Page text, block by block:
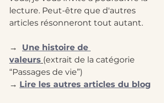
lecture. Peut-être que d'autres
articles résonneront tout autant.
→
Une histoire de
valeurs (extrait de la catégorie
“Passages de vie”)
→ Lire les autres articles du blog